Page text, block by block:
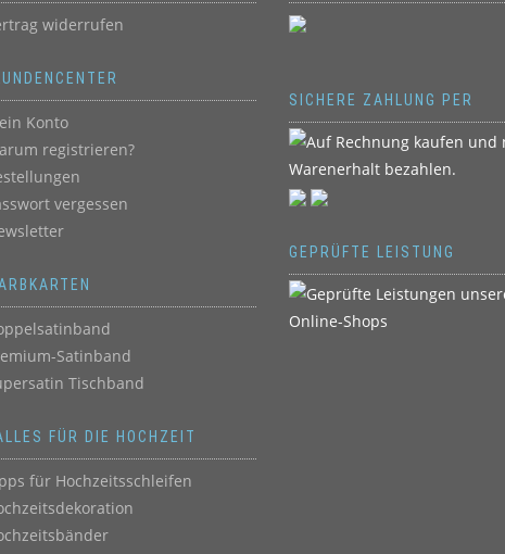
widerrufen
Konto
registrieren?
vergessen
Satinband
Tischband
FÜR DIE HOCHZEIT
für Hochzeitsschleifen
SICHERE ZAHLUNG PER
GEPRÜFTE LEISTUNG